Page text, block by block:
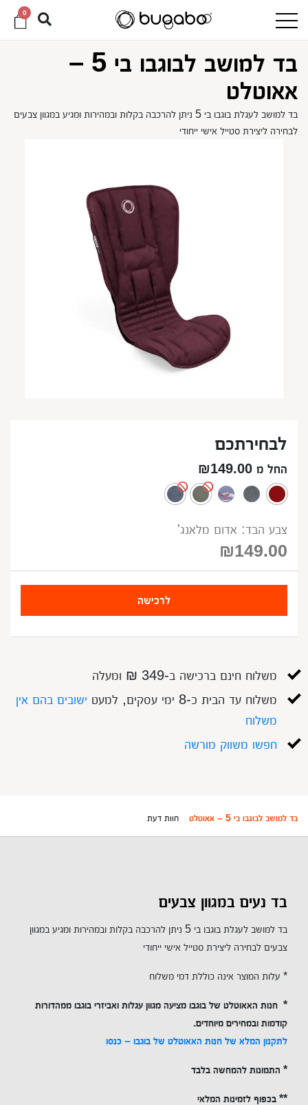
0
בד למושב לבוגבו בי 5 –
אאוטלט
בד למושב לעגלת בוגבו בי 5 ניתן להרכבה בקלות ובמהירות ומגיע במגוון צבעים
לבחירה ליצירת סטייל אישי ייחודי
לבחירתכם
החל מ ₪149.00
צבע הבד: אדום מלאנג'
₪149.00
לרכישה
משלוח חינם ברכישה ב-349 ₪ ומעלה
משלוח עד הבית כ-8 ימי עסקים, למעט
ישובים בהם אין
משלוח
חפשו משווק מורשה
בד למושב לבוגבו בי 5 – אאוטלט חוות דעת
בד נעים במגוון צבעים
בד למושב לעגלת בוגבו בי 5 ניתן להרכבה בקלות ובמהירות ומגיע במגוון
צבעים לבחירה ליצירת סטייל אישי ייחודי
* עלות המוצר אינה כוללת דמי משלוח
* חנות האאוטלט של בוגבו מציעה מגוון עגלות ואביזרי בוגבו ממהדורות
קודמות ובמחירים מיוחדים.
לתקנון המלא של חנות האאוטלט של בוגבו – כנסו
* התמונות להמחשה בלבד
** בכפוף לזמינות המלאי